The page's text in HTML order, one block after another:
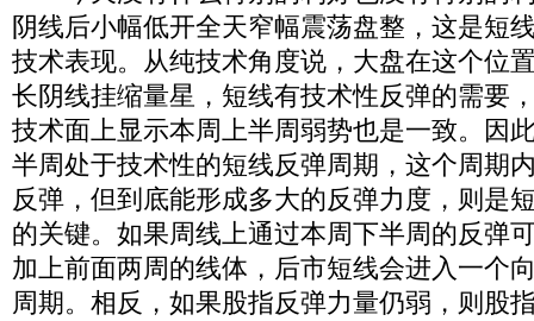
阴线后小幅低开全天窄幅震荡盘整，这是短
技术表现。从纯技术角度说，大盘在这个位
长阴线挂缩量星，短线有技术性反弹的需要
技术面上显示本周上半周弱势也是一致。因
半周处于技术性的短线反弹周期，这个周期
反弹，但到底能形成多大的反弹力度，则是
的关键。如果周线上通过本周下半周的反弹
加上前面两周的线体，后市短线会进入一个
周期。相反，如果股指反弹力量仍弱，则股